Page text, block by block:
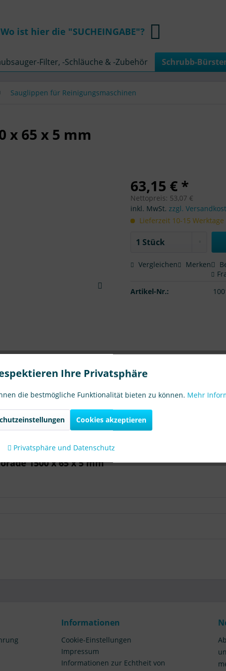
Wo ist hier die "SUCHEINGABE"?
Filter, -Schläuche & -Zubehör Schrubb-
Sauglippen für Reinigungsmaschinen
x 65 x 5 mm
63,15 € *
Nettopreis: 53,07 €
inkl. MwSt.zzgl.
Lieferzeit 10-15 Werktage
Vergleichen Merken
Artikel-Nr.:
Fragen zum Artikel
1500 x 65 x 5 mm"
Informationen
Cookie-Einstellungen
Impressum
Informationen zur Echtheit von
Ihre Privatsphäre
die bestmögliche Funktionalität bieten zu können. Mehr
Cookies akzeptieren
Privatsphäre und Datenschutz